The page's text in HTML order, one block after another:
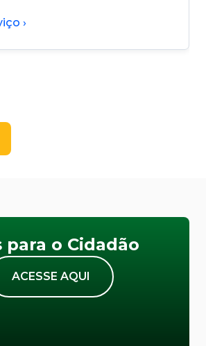
›
para o Cidadão
ACESSE AQUI